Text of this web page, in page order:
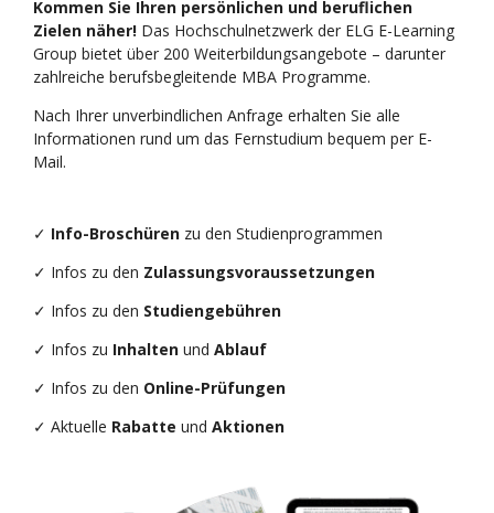
Kommen Sie Ihren persönlichen und beruflichen
Zielen näher! Das Hochschulnetzwerk der ELG E-Learning
Group bietet über 200 Weiterbildungsangebote – darunter
zahlreiche berufsbegleitende MBA Programme.
Nach Ihrer unverbindlichen Anfrage erhalten Sie alle
Informationen rund um das Fernstudium bequem per E-
Mail.
✓ Info-Broschüren zu den Studienprogrammen
✓ Infos zu den Zulassungsvoraussetzungen
✓ Infos zu den Studiengebühren
✓ Infos zu Inhalten und Ablauf
✓ Infos zu den Online-Prüfungen
✓ Aktuelle Rabatte und Aktionen